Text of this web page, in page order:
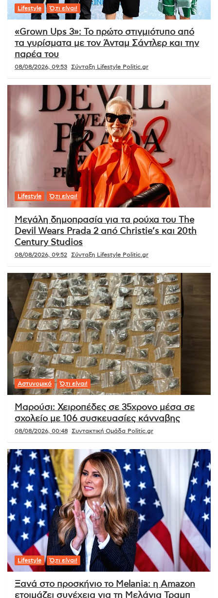
Lifestyle Ό,τι είναι!
«Grown Ups 3»: Το πρώτο στιγμιότυπο από
τα γυρίσματα με τον Άνταμ Σάντλερ και την
παρέα του
08/08/2026, 09:53 Σύνταξη Lifestyle Politic.gr
Lifestyle Ό,τι είναι!
Μεγάλη δημοπρασία για τα ρούχα του The
Devil Wears Prada 2 από Christie’s και 20th
Century Studios
08/08/2026, 09:52 Σύνταξη Lifestyle Politic.gr
Αστυνομικό Ό,τι είναι!
Μαρούσι: Χειροπέδες σε 35χρονο μέσα σε
σχολείο με 106 συσκευασίες κάνναβης
08/08/2026, 00:48 Συντακτική Ομάδα Politic.gr
Lifestyle Ό,τι είναι!
Ξανά στο προσκήνιο το Melania: η Amazon
ετοιμάζει συνέχεια για τη Μελάνια Τραμπ